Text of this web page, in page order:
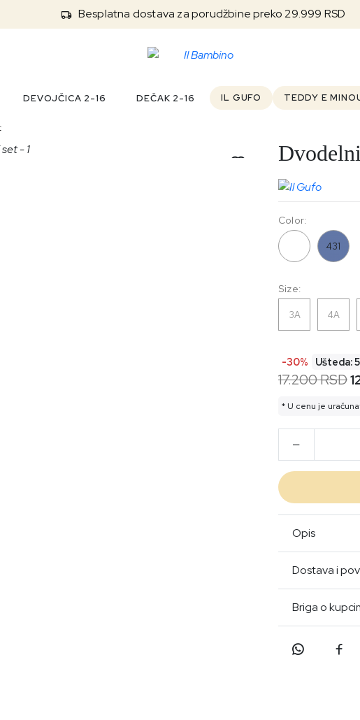
Besplatna dostava za porudžbine preko 29.999 RSD
DEVOJČICA 2-16 DEČAK 2-16 IL GUFO TEDDY E
Size:
3A 4A
Color:
431
-30% Ušteda:
17.200 RSD
* U cenu je
Opis
Dostava i
Briga o